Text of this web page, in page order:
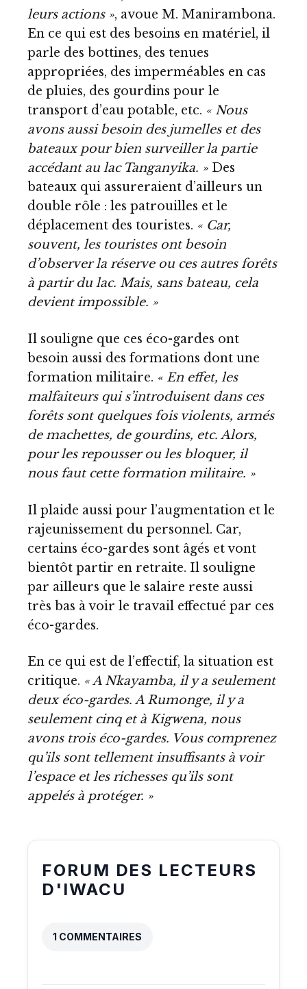
leurs actions », avoue M. Manirambona.
En ce qui est des besoins en matériel, il
parle des bottines, des tenues
appropriées, des imperméables en cas
de pluies, des gourdins pour le
transport d’eau potable, etc. « Nous
avons aussi besoin des jumelles et des
bateaux pour bien surveiller la partie
accédant au lac Tanganyika. » Des
bateaux qui assureraient d’ailleurs un
double rôle : les patrouilles et le
déplacement des touristes. « Car,
souvent, les touristes ont besoin
d’observer la réserve ou ces autres forêts
à partir du lac. Mais, sans bateau, cela
devient impossible. »
Il souligne que ces éco-gardes ont
besoin aussi des formations dont une
formation militaire. « En effet, les
malfaiteurs qui s’introduisent dans ces
forêts sont quelques fois violents, armés
de machettes, de gourdins, etc. Alors,
pour les repousser ou les bloquer, il
nous faut cette formation militaire. »
Il plaide aussi pour l’augmentation et le
rajeunissement du personnel. Car,
certains éco-gardes sont âgés et vont
bientôt partir en retraite. Il souligne
par ailleurs que le salaire reste aussi
très bas à voir le travail effectué par ces
éco-gardes.
En ce qui est de l’effectif, la situation est
critique. « A Nkayamba, il y a seulement
deux éco-gardes. A Rumonge, il y a
seulement cinq et à Kigwena, nous
avons trois éco-gardes. Vous comprenez
qu’ils sont tellement insuffisants à voir
l’espace et les richesses qu’ils sont
appelés à protéger. »
FORUM DES LECTEURS
D'IWACU
1 COMMENTAIRES